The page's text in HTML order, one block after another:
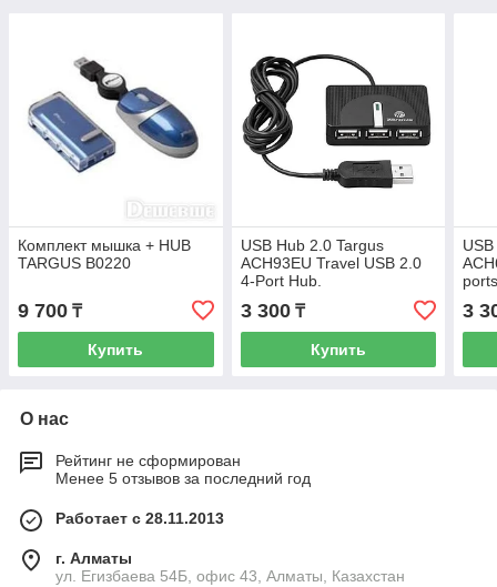
Комплект мышка + HUB
TARGUS B0220
9 700 ₸
Купить
USB Hub 2.0 Targus
ACH93EU Travel USB 2.0
4-Port Hub.
3 300₸
Купить
3
О нас
Рейтинг не сформирован
Менее 5 отзывов за последний год
Работает с 28.11.2013
г. Алматы
ул. Егизбаева 54Б, офис 43, Алматы, Казахстан